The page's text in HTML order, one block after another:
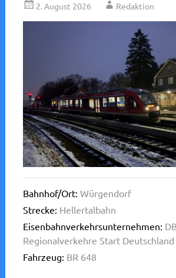
2. August 2026 Redaktion
Bahnhof/Ort: Würgendorf
Strecke: Hellertalbahn
Eisenbahnverkehrsunternehmen:
Regionalverkehre Start Deutschland
Fahrzeug: BR 648